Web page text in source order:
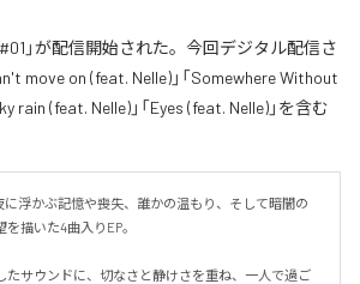
」が配信開始された。今回デジタル配信さ
move on (feat. Nelle)」「Somewhere Without
rain (feat. Nelle)」「Eyes (feat. Nelle)」を含む
浮かぶ記憶や喪失、誰かの温もり、そして暗闇の
描いた4曲入りEP。
たサウンドに、切なさと静けさを重ね、一人で過ご